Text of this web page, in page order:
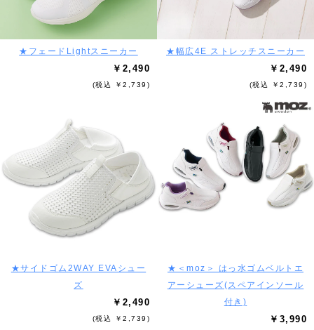
★フェードLightスニーカー
￥2,490
(税込 ￥2,739)
★幅広4E ストレッチスニーカー
￥2,490
(税込 ￥2,739)
★サイドゴム2WAY EVAシュー
ズ
￥2,490
(税込 ￥2,739)
★＜moz＞ はっ水ゴムベルトエ
アーシューズ(スペアインソール
付き)
￥3,990